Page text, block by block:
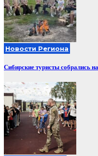
Новости Региона
Сибирские туристы собрались